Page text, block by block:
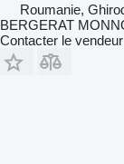
Roumanie,
BERGERAT
Contacter le vendeur